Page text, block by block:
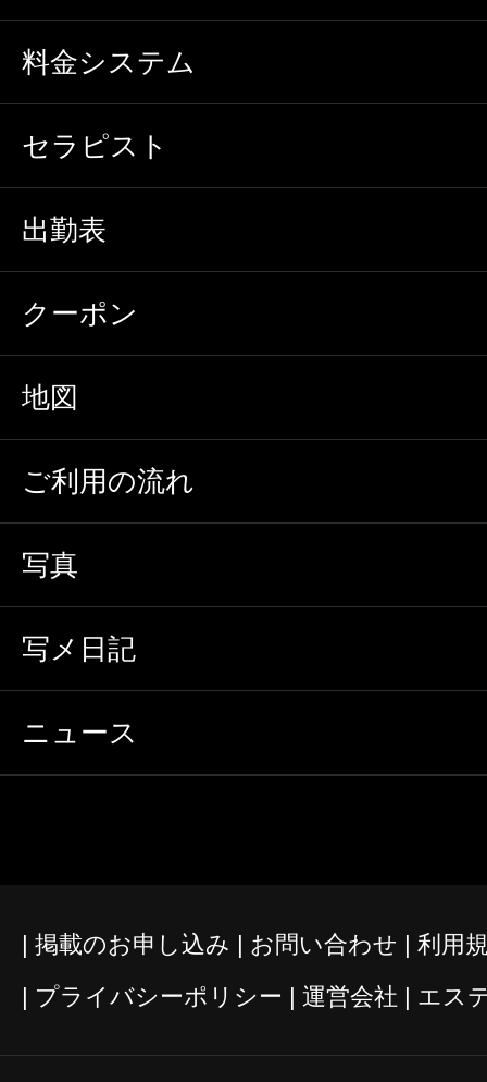
料金システム
セラピスト
出勤表
クーポン
地図
ご利用の流れ
写真
写メ日記
ニュース
掲載のお申し込み お問い合わせ
利用
プライバシーポリシー
運営会社 エス